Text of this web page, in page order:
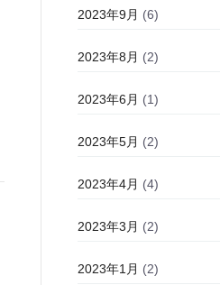
2023年9月 (6)
2023年8月 (2)
2023年6月 (1)
2023年5月 (2)
2023年4月 (4)
2023年3月 (2)
2023年1月 (2)